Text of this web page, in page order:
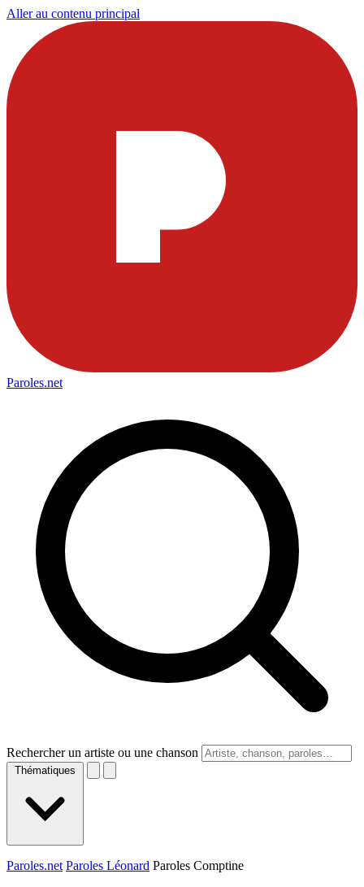
Aller au contenu principal
Paroles.net
Rechercher un artiste ou une chanson
Thématiques
Paroles.net Paroles Léonard Paroles Comptine